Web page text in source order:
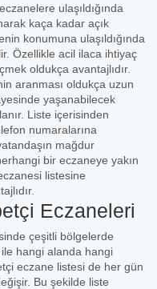
ulaşıldığında
kaça kadar açık
konumuna ulaşıldığında
Özellikle acil ilaca ihtiyaç
oldukça avantajlıdır.
aranması oldukça uzun
yaşanabilecek
Liste içerisinden
numaralarına
mağdur
bir eczaneye yakın
listesine
Eczaneleri
çeşitli bölgelerde
hangi alanda hangi
eczane listesi de her gün
Bu şekilde liste